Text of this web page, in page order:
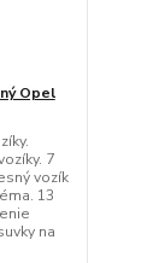
Opel
7
vozík
13
na